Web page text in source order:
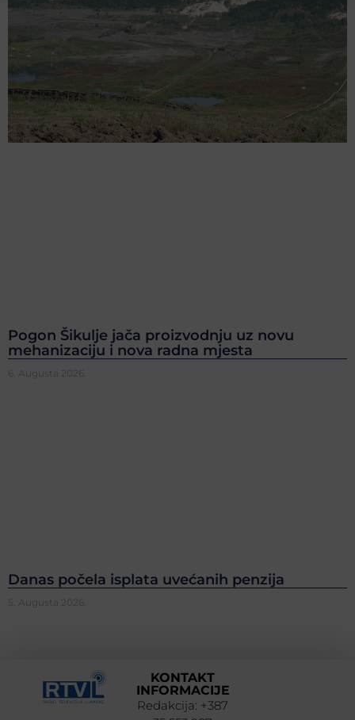
Pogon Šikulje jača proizvodnju uz novu
mehanizaciju i nova radna mjesta
6. Augusta 2026.
Danas počela isplata uvećanih penzija
5. Augusta 2026.
KONTAKT
INFORMACIJE
Redakcija: +387